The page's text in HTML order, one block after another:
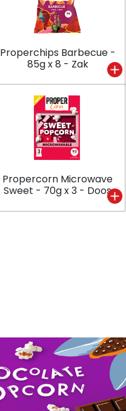
Properchips Barbecue -
85g x 8 - Zak
Propercorn Microwave
Sweet - 70g x 3 - Doos